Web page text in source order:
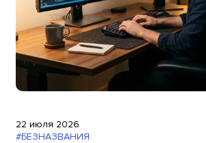
22 июля 2026
#БЕЗНАЗВАНИЯ